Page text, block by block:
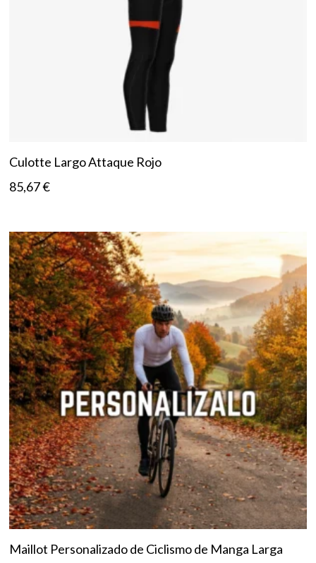
Culotte Largo Attaque Rojo
85,67€
Maillot Personalizado de Ciclismo de Manga Larga